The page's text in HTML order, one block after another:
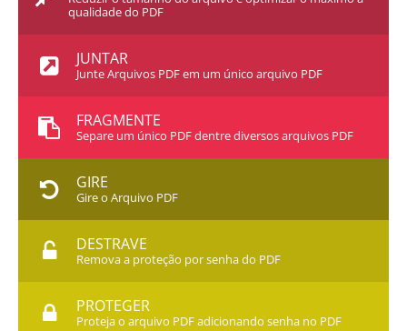
qualidade do PDF
JUNTAR
Junte Arquivos PDF em um único arquivo PDF
FRAGMENTE
Separe um único PDF dentre diversos arquivos PDF
GIRE
Gire o Arquivo PDF
DESTRAVE
Remova a proteção por senha do PDF
PROTEGER
Proteja o arquivo PDF adicionando senha no PDF